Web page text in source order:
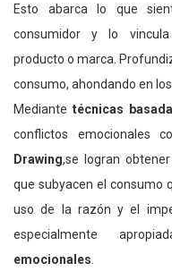
Esto abarca lo que
consumidor y lo vincula
producto o marca.
consumo, ahondando en
Mediante técnicas
conflictos emocionales
Drawing,se logran
que subyacen el consumo
uso de la razón y el
especialmente
emocionales